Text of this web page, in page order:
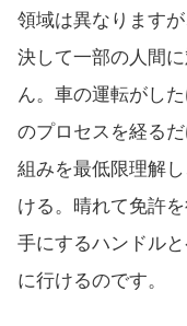
領域は異なります
決して一部の人間
ん。車の運転がし
のプロセスを経る
組みを最低限理解
ける。晴れて免許
手にするハンドル
に行けるのです。